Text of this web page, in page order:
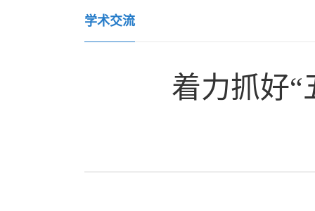
学术交流
着力抓好